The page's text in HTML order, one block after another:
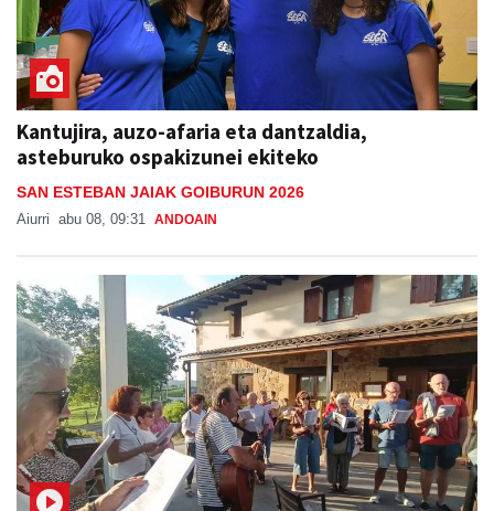
Kantujira, auzo-afaria eta dantzaldia,
asteburuko ospakizunei ekiteko
SAN ESTEBAN JAIAK GOIBURUN 2026
Aiurri abu 08, 09:31 ANDOAIN